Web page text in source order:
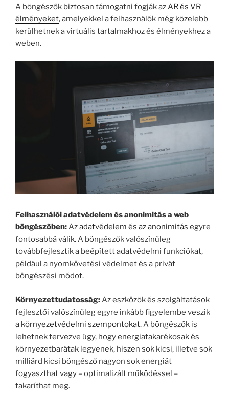
A böngészők biztosan támogatni fogják azAR és VR
élményeket, amelyekkel a felhasználók még közelebb
kerülhetnek a virtuális tartalmakhoz és élményekhez a
weben.
Felhasználói adatvédelem és anonimitás a web
böngészőben:Azadatvédelem és az anonimitás egyre
fontosabbá válik. A böngészők valószínűleg
továbbfejlesztik a beépített adatvédelmi funkciókat,
például a nyomkövetési védelmet és a privát
böngészési módot.
Környezettudatosság: Az eszközök és szolgáltatások
fejlesztői valószínűleg egyre inkább figyelembe veszik
a környezetvédelmi szempontokat. A böngészők is
lehetnek tervezve úgy, hogy energiatakarékosak és
környezetbarátak legyenek, hiszen sok kicsi, illetve sok
milliárd kicsi böngésző nagyon sok energiát
fogyaszthat vagy – optimalizált működéssel –
takaríthat meg.